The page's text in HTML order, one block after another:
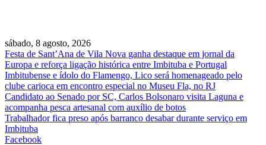
sábado, 8 agosto, 2026
Festa de Sant’Ana de Vila Nova ganha destaque em jornal da
Europa e reforça ligação histórica entre Imbituba e Portugal
Imbitubense e ídolo do Flamengo, Lico será homenageado pelo
clube carioca em encontro especial no Museu Fla, no RJ
Candidato ao Senado por SC, Carlos Bolsonaro visita Laguna e
acompanha pesca artesanal com auxílio de botos
Trabalhador fica preso após barranco desabar durante serviço em
Imbituba
Facebook